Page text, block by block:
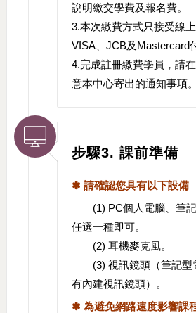
說明繳交學費及報名費。
3.本次繳費方式只接受線
VISA、JCB及Mastercard
4.完成註冊繳費學員，請
意本中心寄出的通知事項。
步驟3. 課前準備
✽ 請確認您具有以下設備
(1) PC個人電腦、筆記
任選一種即可。
(2) 耳機麥克風。
(3) 視訊鏡頭（筆記型
有內建視訊鏡頭）。
✽ 為避免網路速度影響課